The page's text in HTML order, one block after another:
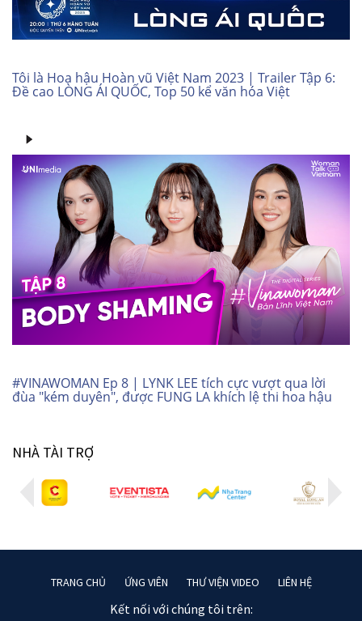
Tôi là Hoa hậu Hoàn vũ Việt Nam 2023 | Trailer Tập 6:
Đề cao LÒNG ÁI QUỐC, Top 50 kể văn hóa Việt
#VINAWOMAN Ep 8 | LYNK LEE tích cực vượt qua lời
đùa "kém duyên", được FUNG LA khích lệ thi hoa hậu
NHÀ TÀI TRỢ
TRANG CHỦ ỨNG VIÊN THƯ VIỆN VIDEO LIÊN HỆ
Kết nối với chúng tôi trên: